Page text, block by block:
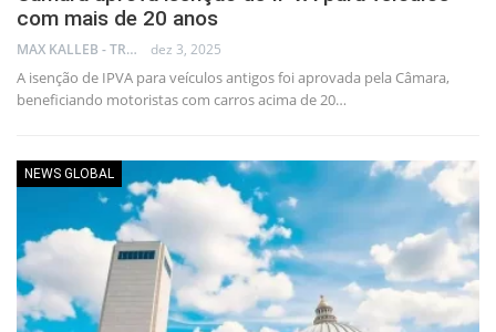
com mais de 20 anos
MAX KALLEB - TRADER dez 3, 2025
A isenção de IPVA para veículos antigos foi aprovada pela Câmara,
beneficiando motoristas com carros acima de 20…
NEWS GLOBAL